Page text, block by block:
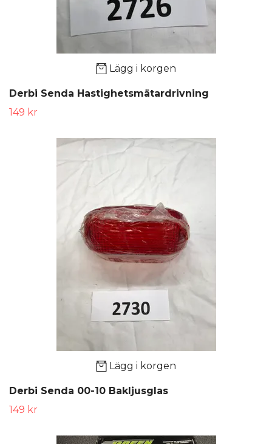
Lägg i korgen
Derbi Senda Hastighetsmätardrivning
149 kr
Lägg i korgen
Derbi Senda 00-10 Bakljusglas
149 kr